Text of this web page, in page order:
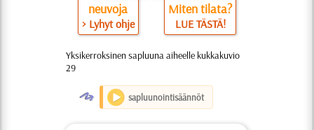
neuvoja
> Lyhyt ohje
Miten tilata?
LUE TÄSTÄ!
Yksikerroksinen sapluuna aiheelle kukkakuvio
29
O sapluunointisäännöt